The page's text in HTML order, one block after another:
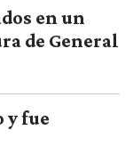
en un
de General
y fue